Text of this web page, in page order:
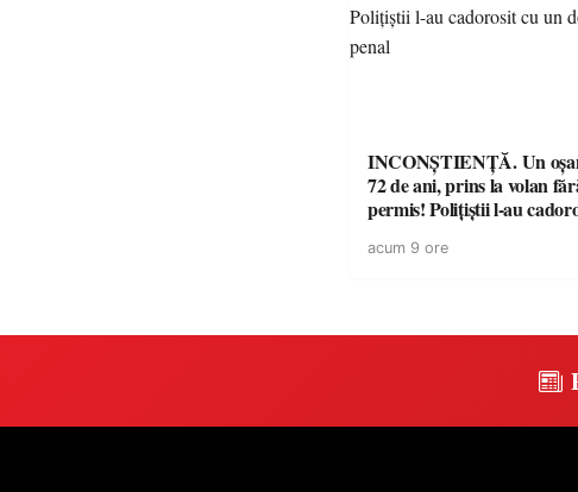
INCONȘTIENȚĂ. Un
72 de ani, prins la volan
permis! Polițiștii l-au
acum 9 ore